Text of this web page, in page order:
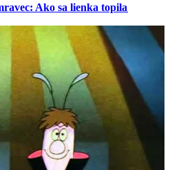
Ako sa lienka topila